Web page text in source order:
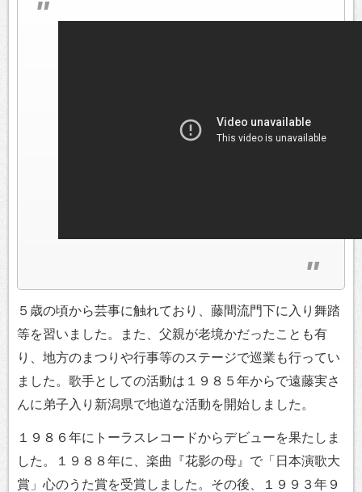
５歳の頃から芸事に触れており、藤間流門下に入り舞踏
等を習いました。また、父親が老境かだったことも有
り、地方のまつりや行事等のステージで巡業も行ってい
ました。歌手としての活動は１９８５年からで遠藤実さ
んに弟子入り新潟県で地道な活動を開始しました。
１９８６年にトーラスレコードからデビューを果たしま
した。１９８８年に、楽曲『花影の母』で「日本演歌大
賞」心のうた賞を受賞しました。その後、１９９３年９